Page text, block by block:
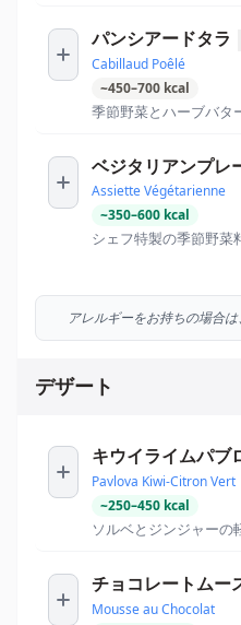
パンシアードタラ
Cabillaud Poêlé
~450–700 kcal
季節野菜とハーブバタ
ベジタリアンプレ
Assiette Végétarienne
~350–600 kcal
シェフ特製の季節野菜
アレルギーをお持ちの場合
デザート
キウイライムパブ
Pavlova Kiwi-Citron Vert
~250–450 kcal
ソルベとジンジャーの
チョコレートムー
Mousse au Chocolat